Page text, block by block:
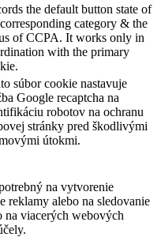
the default button state of
category & the
of CCPA. It works only in
with the primary
súbor cookie nastavuje
Google recaptcha na
robotov na ochranu
stránky pred škodlivými
útokmi.
na vytvorenie
reklamy alebo na sledovanie
na viacerých webových